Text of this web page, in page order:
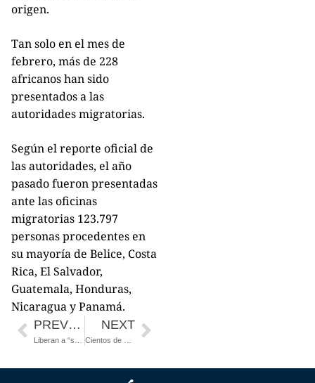
origen.
Tan solo en el mes de
febrero, más de 228
africanos han sido
presentados a las
autoridades migratorias.
Según el reporte oficial de
las autoridades, el año
pasado fueron presentadas
ante las oficinas
migratorias 123.797
personas procedentes en
su mayoría de Belice, Costa
Rica, El Salvador,
Guatemala, Honduras,
Nicaragua y Panamá.
PREVIOUS NEXT